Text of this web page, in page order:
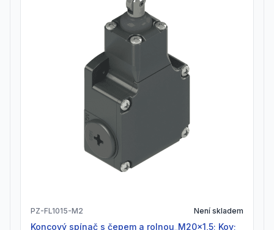
PZ-FL1015-M2 Není skladem
Koncový spínač s čepem a rolnou_M20x1,5; Kov;